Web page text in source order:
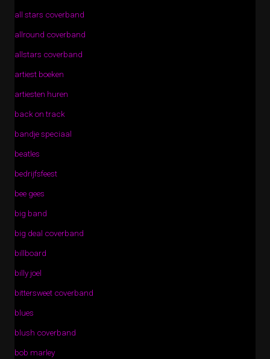
all stars coverband
allround coverband
allstars coverband
artiest boeken
artiesten huren
back on track
bandje speciaal
beatles
bedrijfsfeest
bee gees
big band
big deal coverband
billboard
billy joel
bittersweet coverband
blues
blush coverband
bob marley